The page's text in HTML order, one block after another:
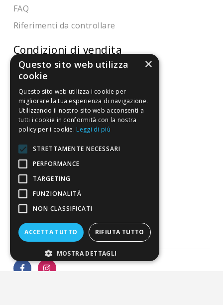
FAQ
Riferimenti da controllare
Condizioni di vendita
Termini di vendita
Spedizione
Pagamenti
Resi
4,7/5
Eccellente
3.821
Recensioni
×
Questo sito web utilizza
cookie
Questo sito web utilizza i cookie per
migliorare la tua esperienza di navigazione.
Utilizzando il nostro sito web acconsenti a
tutti i cookie in conformità con la nostra
policy per i cookie. Leggi di più
STRETTAMENTE NECESSARI
PERFORMANCE
TARGETING
FUNZIONALITÀ
NON CLASSIFICATI
ACCETTA TUTTO RIFIUTA TUTTO
MOSTRA DETTAGLI